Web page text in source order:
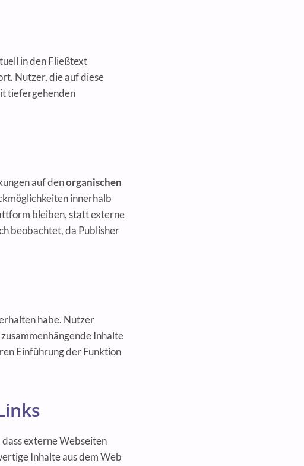
in den Fließtext
Nutzer, die auf diese
tiefergehenden
auf denorganischen
innerhalb
bleiben, statt externe
beobachtet, da Publisher
habe. Nutzer
Inhalte
Einführung der Funktion
externe Webseiten
Inhalte aus dem Web